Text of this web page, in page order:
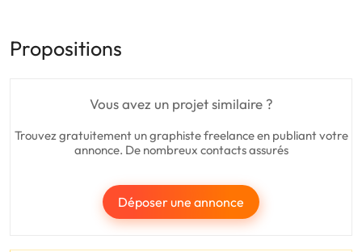
Propositions
Vous avez un projet similaire ?
Trouvez gratuitement un graphiste freelance en publiant votre
annonce. De nombreux contacts assurés
Déposer une annonce